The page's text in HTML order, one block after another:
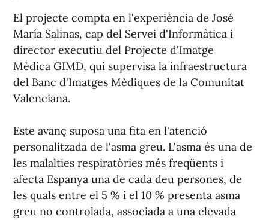
El projecte compta en l'experiència de José
María Salinas, cap del Servei d'Informàtica i
director executiu del Projecte d'Imatge
Mèdica GIMD, qui supervisa la infraestructura
del Banc d'Imatges Mèdiques de la Comunitat
Valenciana.
Este avanç suposa una fita en l'atenció
personalitzada de l'asma greu. L'asma és una de
les malalties respiratòries més freqüents i
afecta Espanya una de cada deu persones, de
les quals entre el 5 % i el 10 % presenta asma
greu no controlada, associada a una elevada